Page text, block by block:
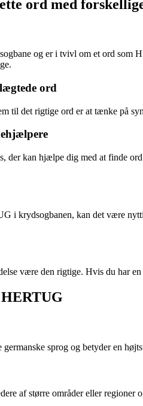
ord med
og er i tvivl om et ord som
ord
til det rigtige ord er at tænke på
der kan hjælpe dig med at finde
i krydsogbanen, kan det være
være den rigtige. Hvis du har
germanske sprog og betyder en
af større områder eller